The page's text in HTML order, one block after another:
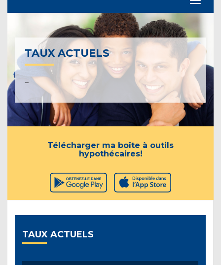
TAUX ACTUELS
–
Télécharger ma boîte à outils
hypothécaires!
TAUX ACTUELS